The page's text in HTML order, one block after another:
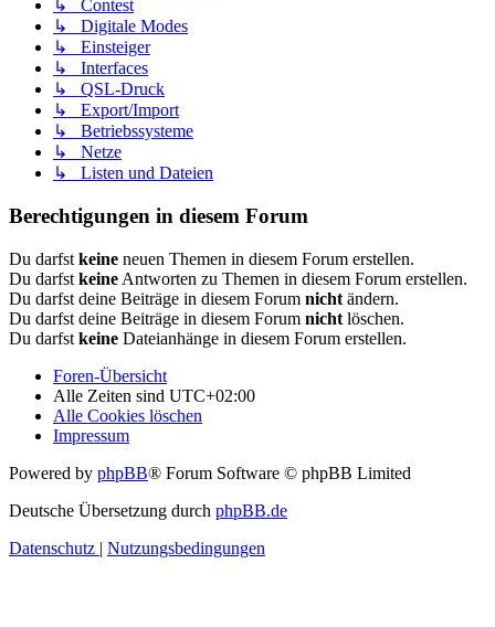
↳ Contest
↳ Digitale Modes
↳ Einsteiger
↳ Interfaces
↳ QSL-Druck
↳ Export/Import
↳ Betriebssysteme
↳ Netze
↳ Listen und Dateien
Berechtigungen in diesem Forum
Du darfst keine neuen Themen in diesem Forum erstellen.
Du darfst keine Antworten zu Themen in diesem Forum erstellen.
Du darfst deine Beiträge in diesem Forum nicht ändern.
Du darfst deine Beiträge in diesem Forum nicht löschen.
Du darfst keine Dateianhänge in diesem Forum erstellen.
Foren-Übersicht
Alle Zeiten sind UTC+02:00
Alle Cookies löschen
Impressum
Powered by phpBB® Forum Software © phpBB Limited
Deutsche Übersetzung durch phpBB.de
Datenschutz | Nutzungsbedingungen